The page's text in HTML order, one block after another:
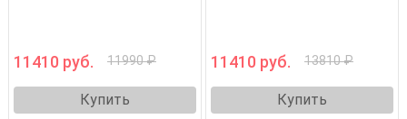
11410 руб. 11990 ₽
Купить
11410 руб. 13810 ₽
Купить